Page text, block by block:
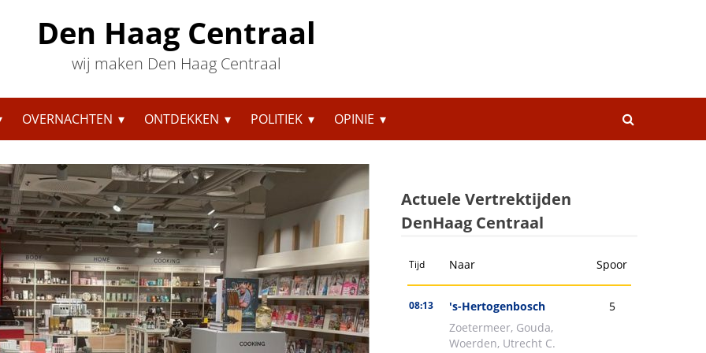
Den Haag Centraal
wij maken Den Haag Centraal
OVERNACHTEN ONTDEKKEN POLITIEK OPINIE
Actuele Vertrektijden
DenHaag Centraal